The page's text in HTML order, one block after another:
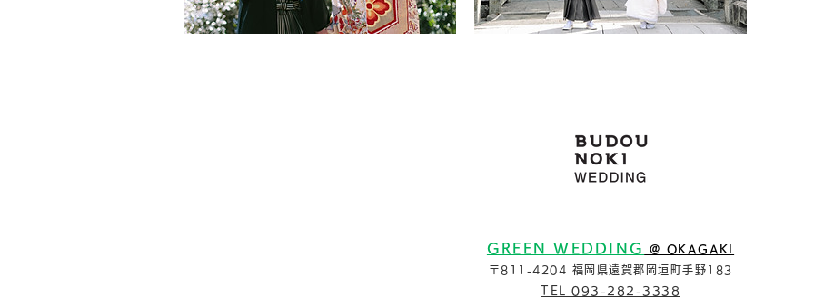
GREEN WEDDING
@ OKAGAKI
〒811-4204 福岡県遠賀郡岡垣町手野183
TEL 093-282-3338